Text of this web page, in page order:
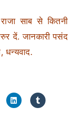
साब से कितनी
दें. जानकारी पसंद
धन्यवाद.